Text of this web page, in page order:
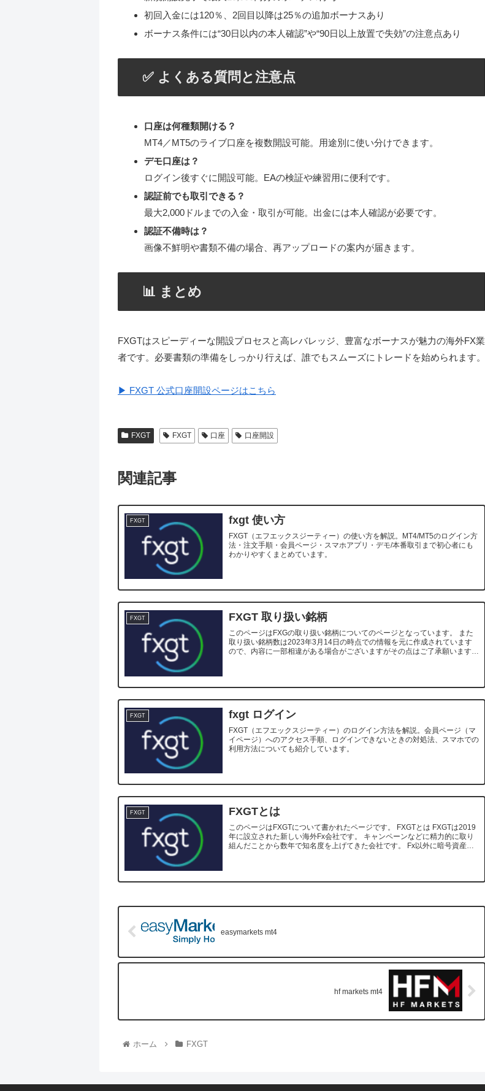
初回入金には120％、2回目以降は25％の追加ボーナスあり
ボーナス条件には“30日以内の本人確認”や“90日以上放置で失効”の注意点あり
✅ よくある質問と注意点
口座は何種類開ける？
MT4／MT5のライブ口座を複数開設可能。用途別に使い分けできます。
デモ口座は？
ログイン後すぐに開設可能。EAの検証や練習用に便利です。
認証前でも取引できる？
最大2,000ドルまでの入金・取引が可能。出金には本人確認が必要です。
認証不備時は？
画像不鮮明や書類不備の場合、再アップロードの案内が届きます。
📊 まとめ
FXGTはスピーディーな開設プロセスと高レバレッジ、豊富なボーナスが魅力の海外FX業
者です。必要書類の準備をしっかり行えば、誰でもスムーズにトレードを始められます。
▶ FXGT 公式口座開設ページはこちら
FXGT FXGT 口座 口座開設
関連記事
FXGT fxgt 使い方
FXGT（エフエックスジーティー）の使い方を解説。MT4/MT5のログイン方
法・注文手順・会員ページ・スマホアプリ・デモ/本番取引まで初心者にも
わかりやすくまとめています。
FXGT FXGT 取り扱い銘柄
このページはFXGの取り扱い銘柄についてのページとなっています。 また
取り扱い銘柄数は2023年3月14日の時点での情報を元に作成されています
ので、内容に一部相違がある場合がございますがその点はご了承願います。
FXGT fxgt ログイン
FXGT（エフエックスジーティー）のログイン方法を解説。会員ページ（マ
イページ）へのアクセス手順、ログインできないときの対処法、スマホでの
利用方法についても紹介しています。
FXGT FXGTとは
このページはFXGTについて書かれたページです。 FXGTとは FXGTは2019
年に設立された新しい海外Fx会社です。 キャンペーンなどに精力的に取り
組んだことから数年で知名度を上げてきた会社です。 Fx以外に暗号資産な
easymarkets mt4
hf markets mt4
ホーム FXGT